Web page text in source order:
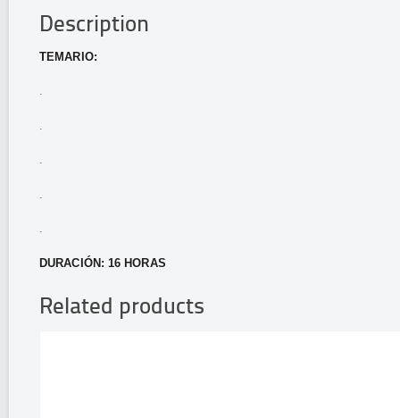
Description
TEMARIO:
.
.
.
DURACIÓN: 16 HORAS
Related products